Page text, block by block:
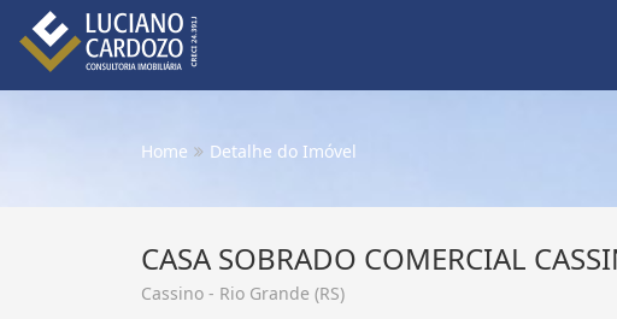
Home Detalhe do Imóvel
CASA SOBRADO COMERCIAL
Cassino - Rio Grande (RS)